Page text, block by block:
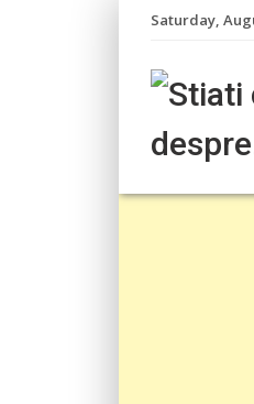
Saturday,